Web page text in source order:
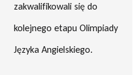
zakwalifikowali się do
kolejnego etapu Olimpiady
Języka Angielskiego.